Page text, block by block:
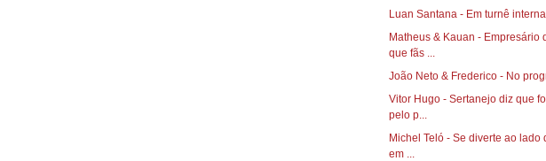
Luan Santana - Em turnê
Matheus & Kauan - Empresário
que fãs ...
João Neto & Frederico - No
Vitor Hugo - Sertanejo diz que
pelo p...
Michel Teló - Se diverte ao lado
em ...